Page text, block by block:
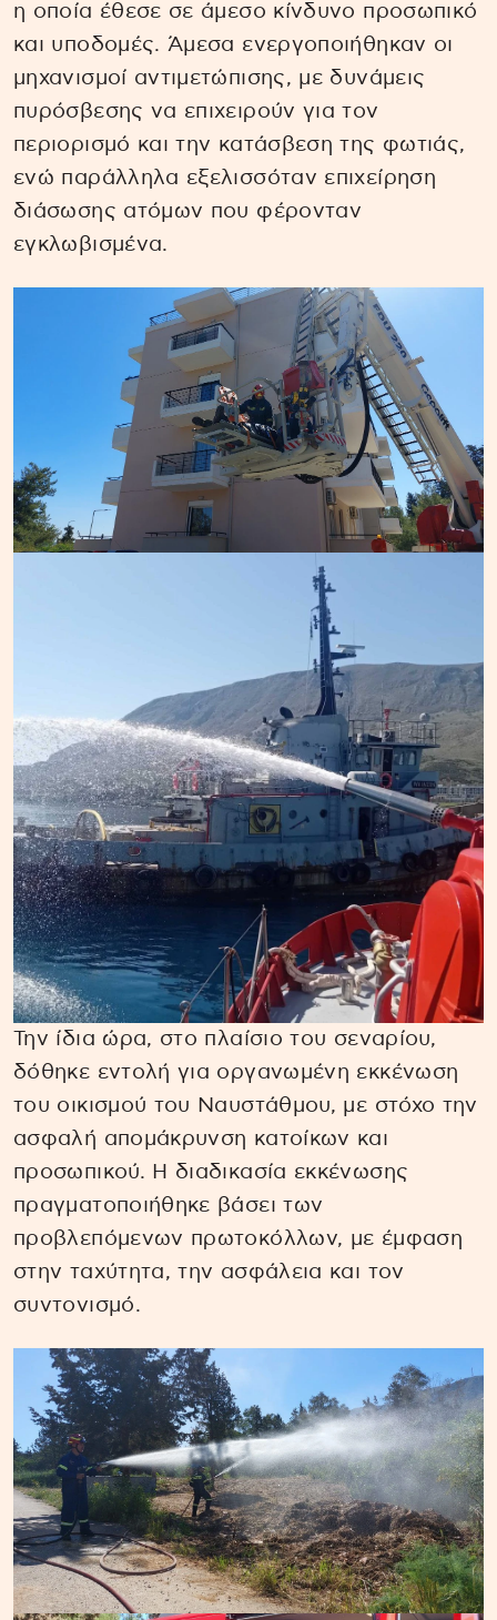
η οποία έθεσε σε άμεσο κίνδυνο προσωπικό
και υποδομές. Άμεσα ενεργοποιήθηκαν οι
μηχανισμοί αντιμετώπισης, με δυνάμεις
πυρόσβεσης να επιχειρούν για τον
περιορισμό και την κατάσβεση της φωτιάς,
ενώ παράλληλα εξελισσόταν επιχείρηση
διάσωσης ατόμων που φέρονταν
εγκλωβισμένα.
Την ίδια ώρα, στο πλαίσιο του σεναρίου,
δόθηκε εντολή για οργανωμένη εκκένωση
του οικισμού του Ναυστάθμου, με στόχο την
ασφαλή απομάκρυνση κατοίκων και
προσωπικού. Η διαδικασία εκκένωσης
πραγματοποιήθηκε βάσει των
προβλεπόμενων πρωτοκόλλων, με έμφαση
στην ταχύτητα, την ασφάλεια και τον
συντονισμό.